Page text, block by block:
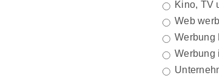
Kino, TV
Web
Werbung
Werbung